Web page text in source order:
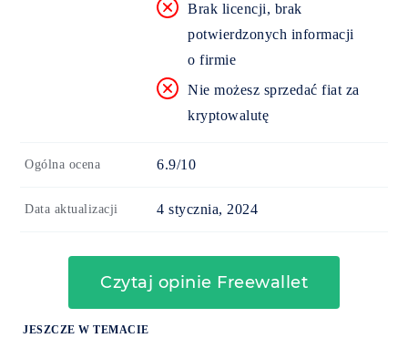
Brak licencji, brak
potwierdzonych informacji
o firmie
Nie możesz sprzedać fiat za
kryptowalutę
Ogólna ocena 6.9/10
Data aktualizacji 4 stycznia, 2024
Czytaj opinie Freewallet
JESZCZE W TEMACIE